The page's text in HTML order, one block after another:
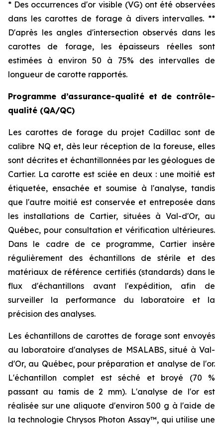
* Des occurrences d'or visible (VG) ont été observées
dans les carottes de forage à divers intervalles. **
D'après les angles d'intersection observés dans les
carottes de forage, les épaisseurs réelles sont
estimées à environ 50 à 75% des intervalles de
longueur de carotte rapportés.
Programme d’assurance-qualité et de contrôle-
qualité (QA/QC)
Les carottes de forage du projet Cadillac sont de
calibre NQ et, dès leur réception de la foreuse, elles
sont décrites et échantillonnées par les géologues de
Cartier. La carotte est sciée en deux : une moitié est
étiquetée, ensachée et soumise à l'analyse, tandis
que l'autre moitié est conservée et entreposée dans
les installations de Cartier, situées à Val-d'Or, au
Québec, pour consultation et vérification ultérieures.
Dans le cadre de ce programme, Cartier insère
régulièrement des échantillons de stérile et des
matériaux de référence certifiés (standards) dans le
flux d'échantillons avant l'expédition, afin de
surveiller la performance du laboratoire et la
précision des analyses.
Les échantillons de carottes de forage sont envoyés
au laboratoire d'analyses de MSALABS, situé à Val-
d'Or, au Québec, pour préparation et analyse de l'or.
L'échantillon complet est séché et broyé (70 %
passant au tamis de 2 mm). L'analyse de l'or est
réalisée sur une aliquote d'environ 500 g à l'aide de
la technologie Chrysos Photon Assay™, qui utilise une